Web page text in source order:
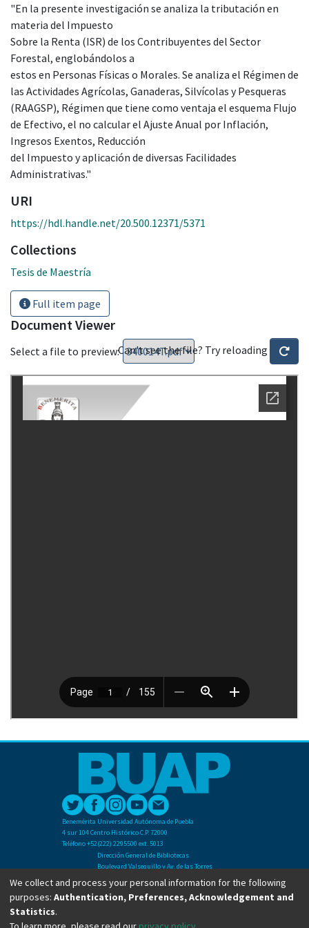
"En la presente investigación se analiza la tributación en
materia del Impuesto
Sobre la Renta (ISR) de los Contribuyentes del Sector
Forestal, englobándolos a
estos en Personas Físicas o Morales. Se analiza el Régimen de
las Actividades Agrícolas, Ganaderas, Silvícolas y Pesqueras
(RAAGSP), Régimen que tiene como ventaja el esquema Flujo
de Efectivo, el no calcular el Ajuste Anual por Inflación,
Ingresos Exentos, Reducción
del Impuesto y aplicación de diversas Facilidades
Administrativas."
URI
https://hdl.handle.net/20.500.12371/5371
Collections
Tesis de Maestría
Full item page
Document Viewer
Select a file to preview:Can't see the file? Try reloading
Benemérita Universidad Autónoma de Puebla
4 sur 104 Centro Histórico C.P. 72000
Teléfono +52(222) 2295500 ext. 5013
Dirección General de Bibliotecas
Boulevard Valsequillo y Av. de las Torres
Ciudad Universitaria. Col. San Manuel
C.P. 72570
Teléfono +52 (222) 2295500 Ext 2901
We collect and process your personal information for the following
purposes: Authentication, Preferences, Acknowledgement and
Statistics.